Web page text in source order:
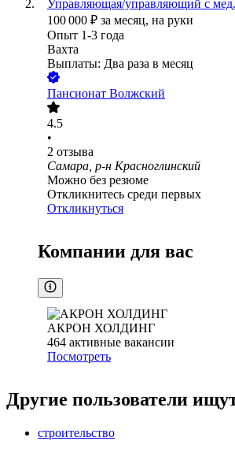
Управляющая/управляющий с
100 000 ₽ за месяц, на руки
Опыт 1-3 года
Вахта
Выплаты: Два раза в месяц
Пансионат Волжский
4.5
•
2 отзыва
Самара, р-н Красноглинский
Можно без резюме
Откликнитесь среди первых
Откликнуться
Компании для вас
АКРОН ХОЛДИНГ
464 активные вакансии
Посмотреть
Другие пользователи
строительство